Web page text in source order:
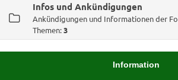
Infos und Ankündigungen
Ankündigungen und Informationen der
Themen:3
Information